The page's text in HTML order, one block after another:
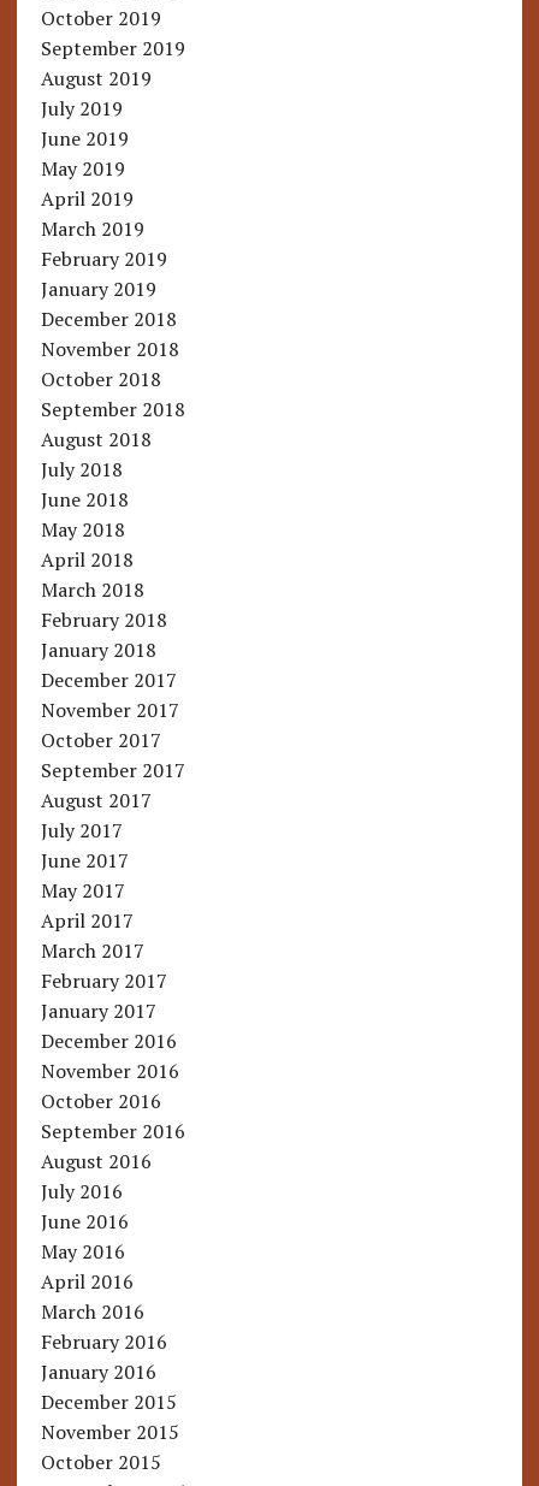
October 2019
September 2019
August 2019
July 2019
June 2019
May 2019
April 2019
March 2019
February 2019
January 2019
December 2018
November 2018
October 2018
September 2018
August 2018
July 2018
June 2018
May 2018
April 2018
March 2018
February 2018
January 2018
December 2017
November 2017
October 2017
September 2017
August 2017
July 2017
June 2017
May 2017
April 2017
March 2017
February 2017
January 2017
December 2016
November 2016
October 2016
September 2016
August 2016
July 2016
June 2016
May 2016
April 2016
March 2016
February 2016
January 2016
December 2015
November 2015
October 2015